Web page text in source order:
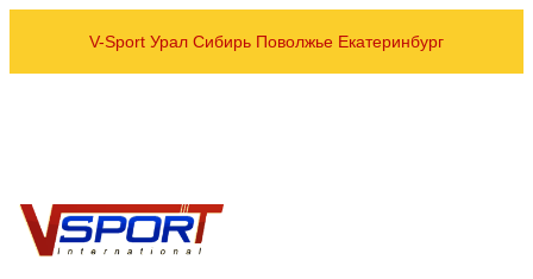
V-Sport Урал Сибирь Поволжье Екатеринбург